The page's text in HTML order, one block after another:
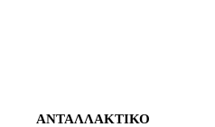
ΑΝΤΑΛΛΑΚΤΙΚΟ